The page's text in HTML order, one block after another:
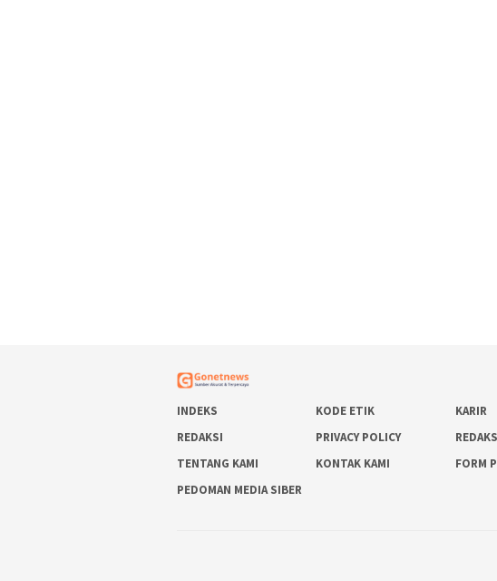
INDEKS KODE ETIK
KARIR
REDAKSI
PRIVACY POLICY
TENTANG KAMI
KONTAK KAMI
FORM
PEDOMAN MEDIA SIBER